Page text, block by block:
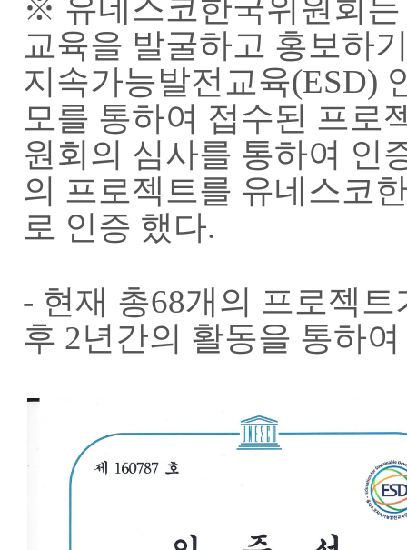
※ 유네스코한국위원회
교육을 발굴하고 홍보하
지속가능발전교육(ESD)
모를 통하여 접수된 프로
원회의 심사를 통하여 인
의 프로젝트를 유네스코
로 인증 했다.
- 현재 총68개의 프로젝
후 2년간의 활동을 통하